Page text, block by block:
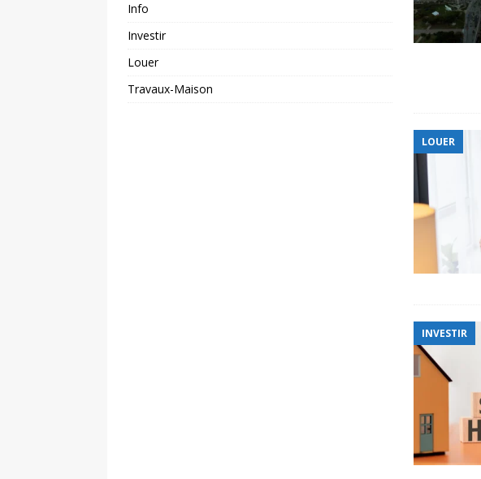
LOUER
INVESTIR
Info
Investir
Louer
Travaux-Maison